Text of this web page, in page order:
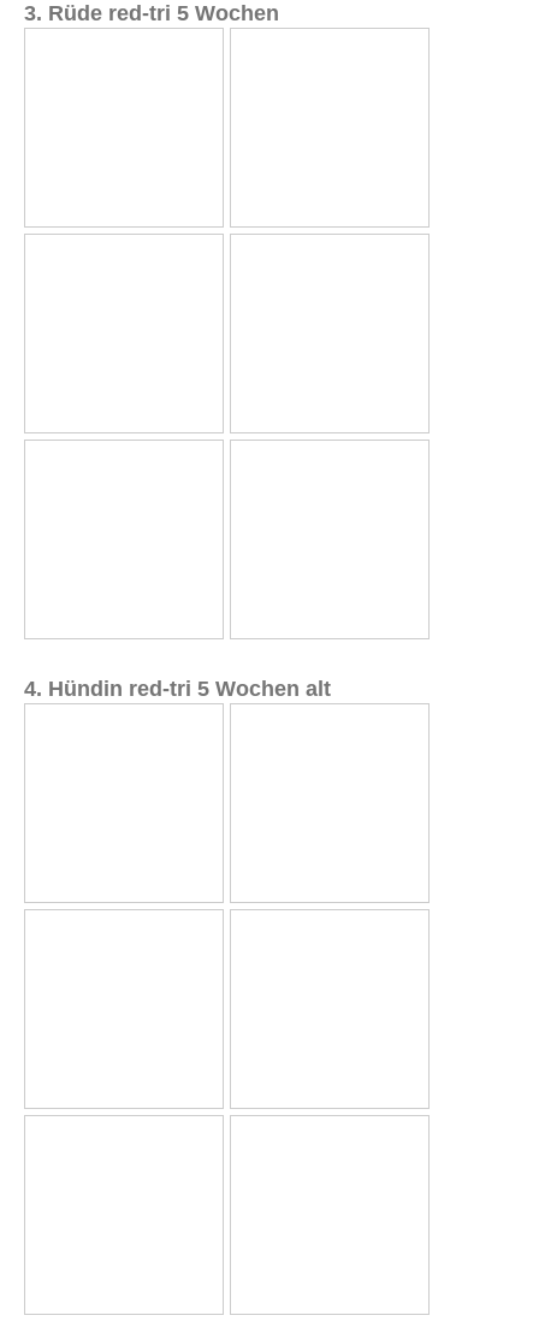
3. Rüde red-tri 5 Wochen
4. Hündin red-tri 5 Wochen alt